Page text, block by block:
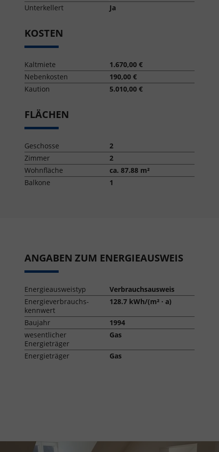
Unterkellert
Ja
KOSTEN
Kaltmiete
1.670,00 €
Nebenkosten
190,00 €
Kaution
5.010,00 €
FLÄCHEN
Geschosse
2
Zimmer
2
Wohnfläche
ca. 87.88 m²
Balkone
1
ANGABEN ZUM ENERGIEAUSWEIS
Energieausweistyp
Verbrauchsausweis
Energieverbrauchs-
kennwert
128.7 kWh/(m² · a)
Baujahr
1994
wesentlicher
Energieträger
Gas
Energieträger Gas